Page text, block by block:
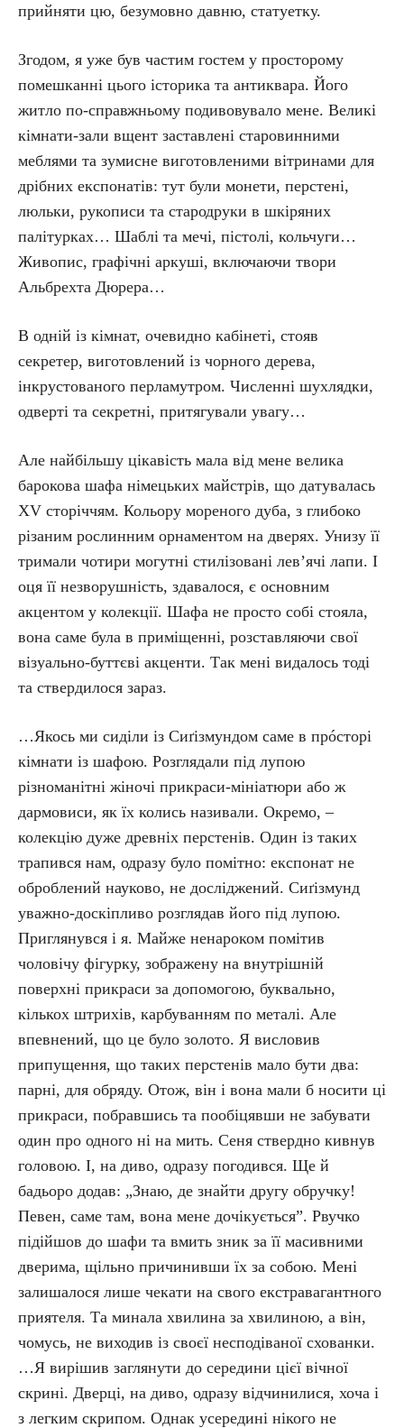
прийняти цю, безумовно давню, статуетку.
Згодом, я уже був частим гостем у просторому
помешканні цього історика та антиквара. Його
житло по-справжньому подивовувало мене. Великі
кімнати-зали вщент заставлені старовинними
меблями та зумисне виготовленими вітринами для
дрібних експонатів: тут були монети, перстені,
люльки, рукописи та стародруки в шкіряних
палітурках… Шаблі та мечі, пістолі, кольчуги…
Живопис, графічні аркуші, включаючи твори
Альбрехта Дюрера…
В одній із кімнат, очевидно кабінеті, стояв
секретер, виготовлений із чорного дерева,
інкрустованого перламутром. Численні шухлядки,
одверті та секретні, притягували увагу…
Але найбільшу цікавість мала від мене велика
барокова шафа німецьких майстрів, що датувалась
XV сторіччям. Кольору мореного дуба, з глибоко
різаним рослинним орнаментом на дверях. Унизу її
тримали чотири могутні стилізовані лев’ячі лапи. І
оця її незворушність, здавалося, є основним
акцентом у колекції. Шафа не просто собі стояла,
вона саме була в приміщенні, розставляючи свої
візуально-буттєві акценти. Так мені видалось тоді
та ствердилося зараз.
…Якось ми сиділи із Сиґізмундом саме в прóсторі
кімнати із шафою. Розглядали під лупою
різноманітні жіночі прикраси-мініатюри або ж
дармовиси, як їх колись називали. Окремо, –
колекцію дуже древніх перстенів. Один із таких
трапився нам, одразу було помітно: експонат не
оброблений науково, не досліджений. Сиґізмунд
уважно-доскіпливо розглядав його під лупою.
Приглянувся і я. Майже ненароком помітив
чоловічу фігурку, зображену на внутрішній
поверхні прикраси за допомогою, буквально,
кількох штрихів, карбуванням по металі. Але
впевнений, що це було золото. Я висловив
припущення, що таких перстенів мало бути два:
парні, для обряду. Отож, він і вона мали б носити ці
прикраси, побравшись та пообіцявши не забувати
один про одного ні на мить. Сеня ствердно кивнув
головою. І, на диво, одразу погодився. Ще й
бадьоро додав: „Знаю, де знайти другу обручку!
Певен, саме там, вона мене дочікується”. Рвучко
підійшов до шафи та вмить зник за її масивними
дверима, щільно причинивши їх за собою. Мені
залишалося лише чекати на свого екстравагантного
приятеля. Та минала хвилина за хвилиною, а він,
чомусь, не виходив із своєї несподіваної схованки.
…Я вирішив заглянути до середини цієї вічної
скрині. Дверці, на диво, одразу відчинилися, хоча і
з легким скрипом. Однак усередині нікого не